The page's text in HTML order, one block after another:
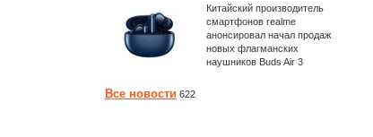
Китайский производитель
смартфонов realme
анонсировал начал продаж
новых флагманских
наушников Buds Air 3
Все новости 622